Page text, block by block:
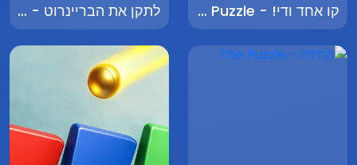
קו אחד ודי! - Single Line Drawing Puzzle לתקן את הבריינרוט - Fix Da Brainrot